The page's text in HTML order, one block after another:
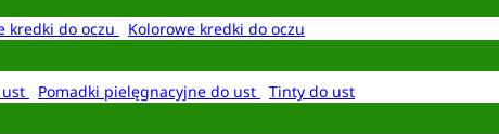
kredki do oczu
Kolorowe kredki do oczu
Pomadki pielęgnacyjne do ust
Tinty do ust